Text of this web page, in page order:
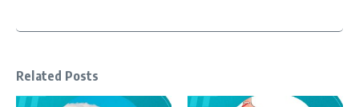
Related Posts